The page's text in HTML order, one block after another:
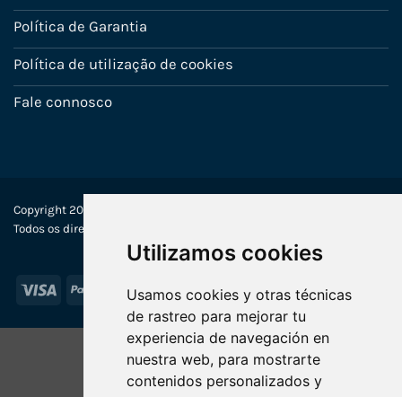
Utilizamos cookies
Usamos cookies y otras técnicas
de rastreo para mejorar tu
experiencia de navegación en
nuestra web, para mostrarte
contenidos personalizados y
Política de Garantia
Política de utilização de cookies
Fale connosco
Copyright 2022-2025 © Ecosistemas Informáticos España SL –
Todos os direitos reservados
Visa PayPal Stripe MasterCard